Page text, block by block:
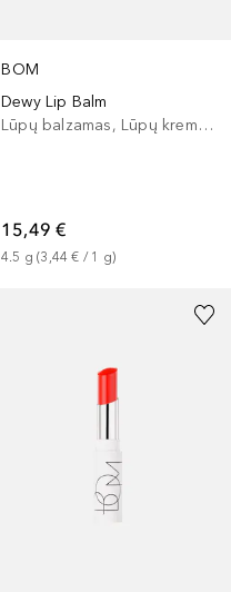
BOM
Dewy Lip Balm
Lūpų balzamas, Lūpų kremas
15,49 €
4.5 g (3,44 € / 1 g)